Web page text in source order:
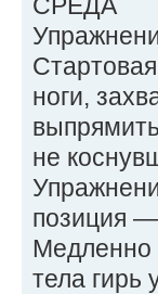
ноги,
не
позиция —
Медленно
тела гирь